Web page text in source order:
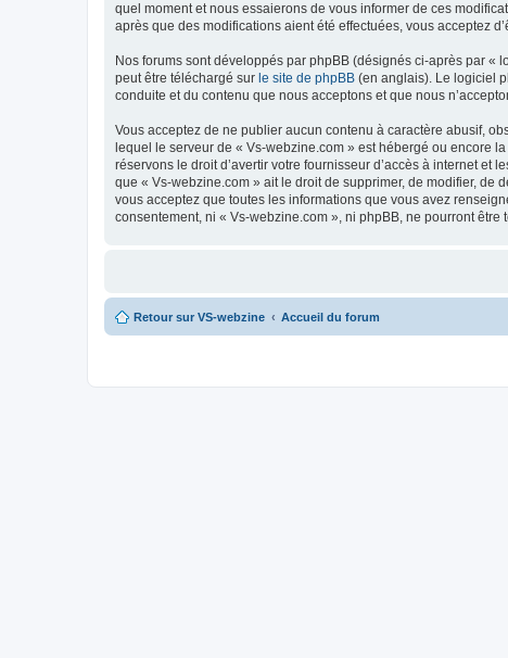
quel moment et nous essaierons de vous informer de ces
après que des modifications aient été effectuées, vous acceptez
Nos forums sont développés par phpBB (désignés ci-après par
peut être téléchargé sur le site de phpBB (en anglais). Le logiciel
conduite et du contenu que nous acceptons et que nous
Vous acceptez de ne publier aucun contenu à caractère abusif,
lequel le serveur de « Vs-webzine.com » est hébergé ou encore
réservons le droit d’avertir votre fournisseur d’accès à internet et
que « Vs-webzine.com » ait le droit de supprimer, de modifier, de
vous acceptez que toutes les informations que vous avez
consentement, ni « Vs-webzine.com », ni phpBB, ne pourront
Retour sur VS-webzine Accueil du forum